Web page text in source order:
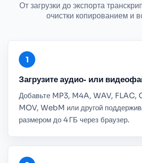
От загрузки до экспорта
очистки копированием и
Загрузите аудио‑ или
Добавьте MP3, M4A, WAV, FLAC,
MOV, WebM или другой
размером до 4 ГБ через браузер.